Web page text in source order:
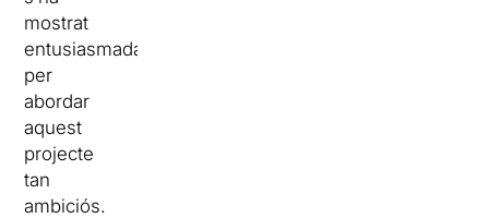
mostrat
entusiasmada
per
abordar
aquest
projecte
tan
ambiciós.